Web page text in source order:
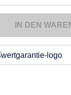
IN DEN